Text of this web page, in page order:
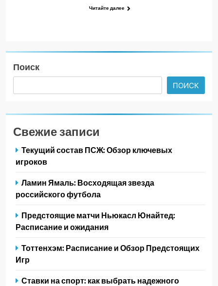
Читайте далее
Поиск
ПОИСК
Свежие записи
Текущий состав ПСЖ: Обзор ключевых
игроков
Ламин Ямаль: Восходящая звезда
российского футбола
Предстоящие матчи Ньюкасл Юнайтед:
Расписание и ожидания
Тоттенхэм: Расписание и Обзор Предстоящих
Игр
Ставки на спорт: как выбрать надежного